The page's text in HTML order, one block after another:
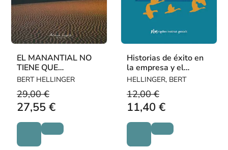
EL MANANTIAL NO
TIENE QUE
PREGUNTAR POR EL
BERT HELLINGER
29,00 €
27,55 €
Historias de éxito en
la empresa y el
trabajo
HELLINGER, BERT
12,00 €
11,40 €